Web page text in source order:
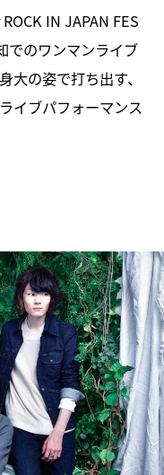
IN JAPAN FES
でのワンマンライブ
の姿で打ち出す、
イブパフォーマンス